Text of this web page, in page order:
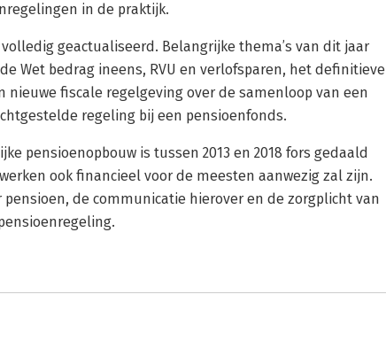
in de praktijk.
geactualiseerd. Belangrijke thema’s van dit jaar
Wet bedrag ineens, RVU en verlofsparen, het definitieve
fiscale regelgeving over de samenloop van een
regeling bij een pensioenfonds.
pensioenopbouw is tussen 2013 en 2018 fors gedaald
ook financieel voor de meesten aanwezig zal zijn.
pensioen, de communicatie hierover en de zorgplicht van